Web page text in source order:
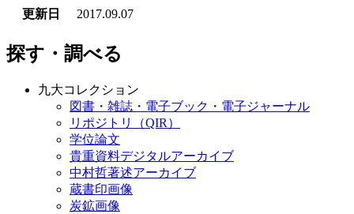
更新日
2017.09.07
探す・調べる
九大コレクション
図書・雑誌・電子ブック・電子ジャーナル
リポジトリ（QIR）
学位論文
貴重資料デジタルアーカイブ
中村哲著述アーカイブ
蔵書印画像
炭鉱画像